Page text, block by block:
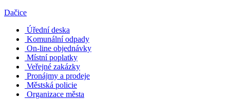
Dačice
Úřední deska
Komunální odpady
On-line objednávky
Místní poplatky
Veřejné zakázky
Pronájmy a prodeje
Městská policie
Organizace města